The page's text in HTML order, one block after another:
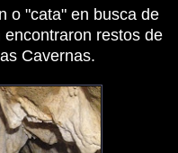
o "cata" en busca de
restos de
Cavernas.